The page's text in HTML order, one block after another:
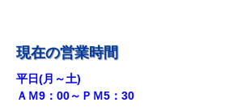
R5.9.28 釣果情報更新しました。
R5.9.18釣果情報更新しました。
R5.8.12 釣果情報更新しました。
現在の営業時間
平日(月～土)
ＡＭ9：00～ＰＭ5：30